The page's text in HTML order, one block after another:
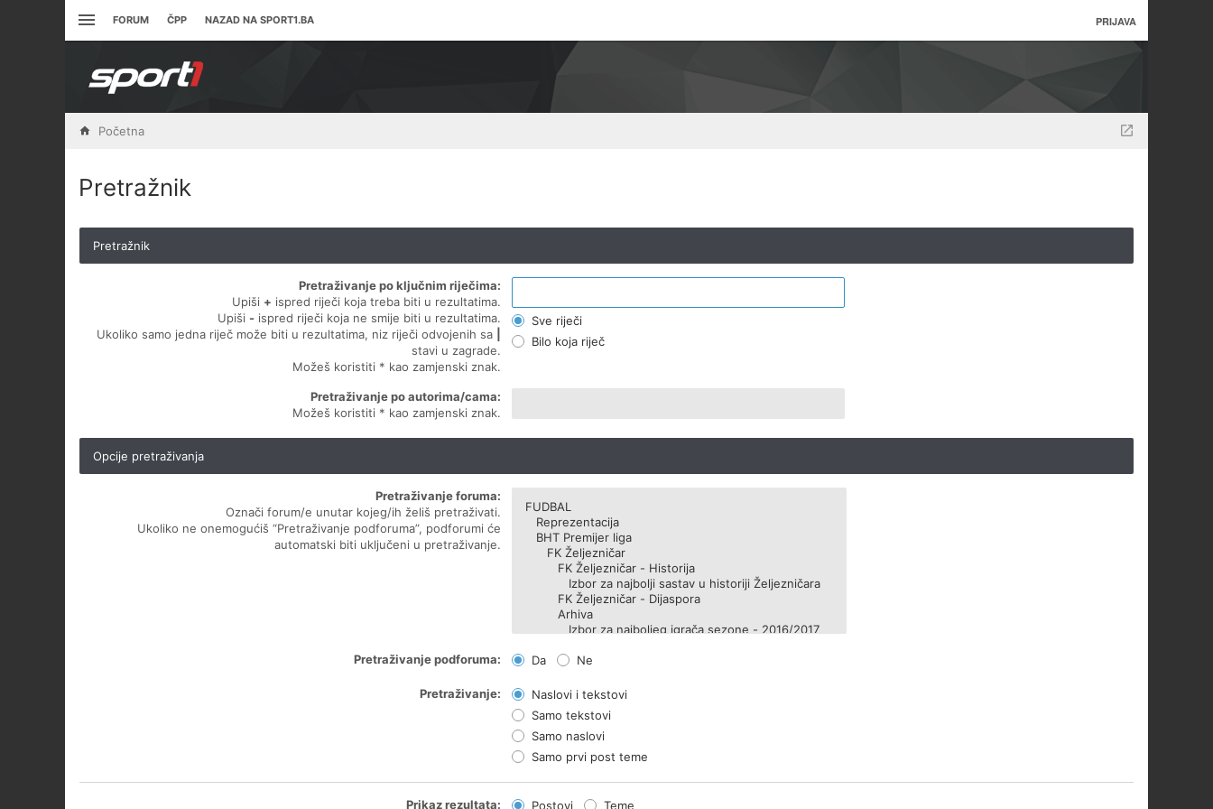
FORUM ČPP NAZAD NA SPORT1.BA PRIJAVA
Početna
Pretražnik
Pretražnik
Pretraživanje po ključnim riječima:
Upiši + ispred riječi koja treba biti u rezultatima.
Upiši - ispred riječi koja ne smije biti u rezultatima.
Ukoliko samo jedna riječ može biti u rezultatima, niz riječi odvojenih sa
stavi u zagrade.
Možeš koristiti * kao zamjenski znak.
Sve riječi
Bilo koja riječ
Pretraživanje po autorima/cama:
Možeš koristiti * kao zamjenski znak.
Opcije pretraživanja
Pretraživanje foruma:
Označi forum/e unutar kojeg/ih želiš pretraživati.
Ukoliko ne onemogućiš “Pretraživanje podforuma”, podforumi će
automatski biti uključeni u pretraživanje.
Pretraživanje podforuma: Da Ne
Pretraživanje:
Naslovi i tekstovi
Samo tekstovi
Samo naslovi
Samo prvi post teme
Prikaz rezultata: Postovi Teme